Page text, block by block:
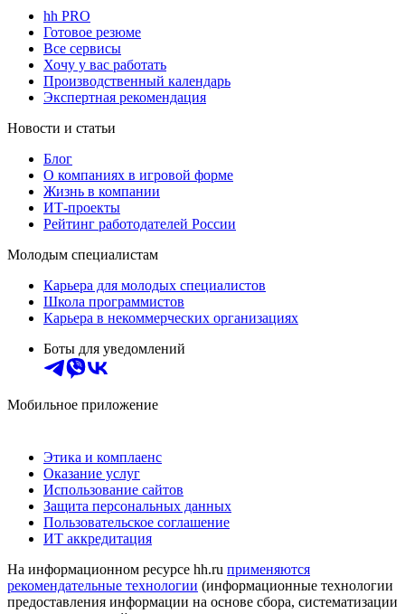
hh PRO
Готовое резюме
Все сервисы
Хочу у вас работать
Производственный календарь
Экспертная рекомендация
Новости и статьи
Блог
О компаниях в игровой форме
Жизнь в компании
ИТ-проекты
Рейтинг работодателей России
Молодым специалистам
Карьера для молодых специалистов
Школа программистов
Карьера в некоммерческих организациях
Боты для уведомлений
Мобильное приложение
Этика и комплаенс
Оказание услуг
Использование сайтов
Защита персональных данных
Пользовательское соглашение
ИТ аккредитация
На информационном ресурсе hh.ru применяются
рекомендательные технологии (информационные технологии
предоставления информации на основе сбора, систематизации